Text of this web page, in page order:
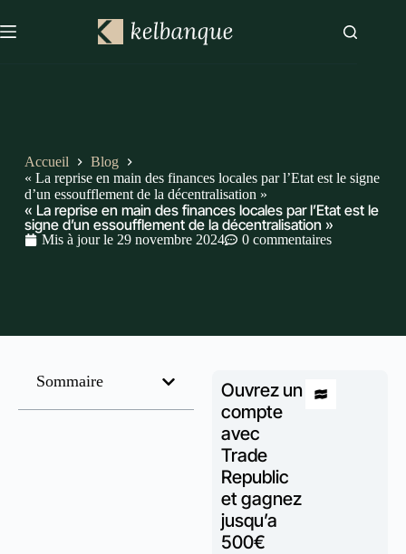
Accueil
Blog
« La reprise en main des finances locales par l’Etat est le signe
d’un essoufflement de la décentralisation »
« La reprise en main des finances locales par l’Etat est le
signe d’un essoufflement de la décentralisation »
Mis à jour le 29 novembre 2024 0 commentaires
Sommaire
Ouvrez un
compte
avec
Trade
Republic
et gagnez
jusqu’a
500€